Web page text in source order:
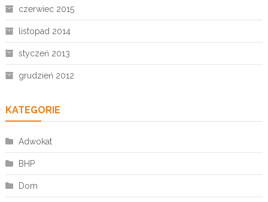
czerwiec 2015
listopad 2014
styczeń 2013
grudzień 2012
KATEGORIE
Adwokat
BHP
Dom